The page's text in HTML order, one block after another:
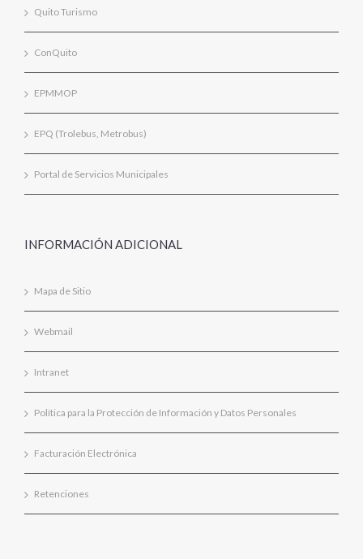
Quito Turismo
ConQuito
EPMMOP
EPQ (Trolebus, Metrobus)
Portal de Servicios Municipales
INFORMACIÓN ADICIONAL
Mapa de Sitio
Webmail
Intranet
Política para la Protección de Información y Datos Personales
Facturación Electrónica
Retenciones